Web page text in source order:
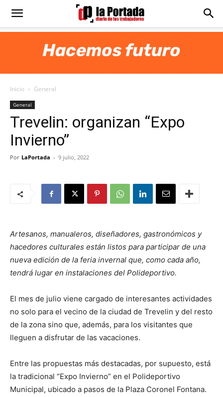
Diario
Portada
Inicio General
General
Trevelin: organizan “Expo
Invierno”
Por LaPortada - 9 julio, 2022
Artesanos, manualeros, diseñadores, gastronómicos y
hacedores culturales están listos para participar de una
nueva edición de la feria invernal que, como cada año,
tendrá lugar en instalaciones del Polideportivo.
El mes de julio viene cargado de interesantes actividades
no solo para el vecino de la ciudad de Trevelin y del resto
de la zona sino que, además, para los visitantes que
lleguen a disfrutar de las vacaciones.
Entre las propuestas más destacadas, por supuesto, está
la tradicional “Expo Invierno” en el Polideportivo
Municipal, ubicado a pasos de la Plaza Coronel Fontana.